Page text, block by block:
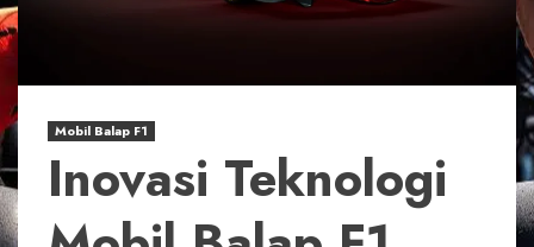
Mobil Balap F1
Inovasi Teknologi